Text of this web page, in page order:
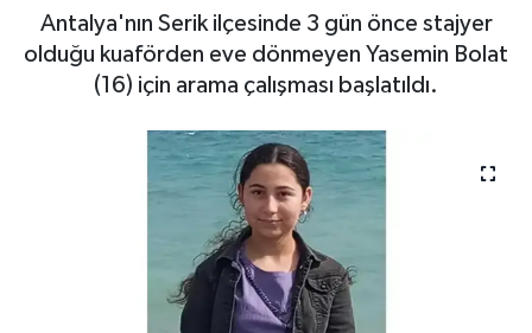
Antalya'nın Serik ilçesinde 3 gün önce stajyer
olduğu kuaförden eve dönmeyen Yasemin Bolat
(16) için arama çalışması başlatıldı.
Künye
Son Dakika Haberleri
Haber Arşivi